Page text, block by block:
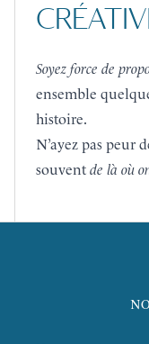
Soyez force de
ensemble
histoire.
N’ayez pas
souventde là où